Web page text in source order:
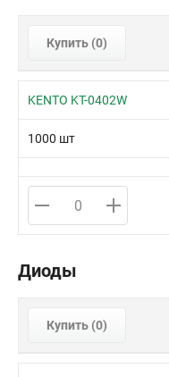
Купить (0)
KENTO KT-0402W
1000 шт
Диоды
Купить (0)